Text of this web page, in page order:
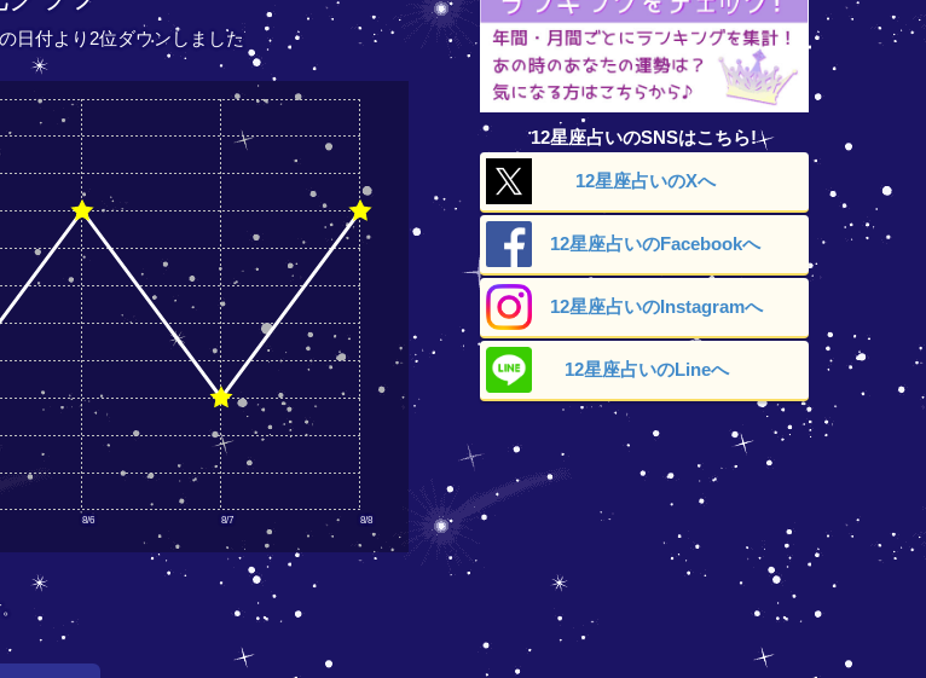
日付より 2位ダウンしました
8/6 8/7 8/8
12星座占いのSNSはこちら!
12星座占いのXへ
12星座占いのFacebookへ
12星座占いのInstagramへ
12星座占いのLineへ